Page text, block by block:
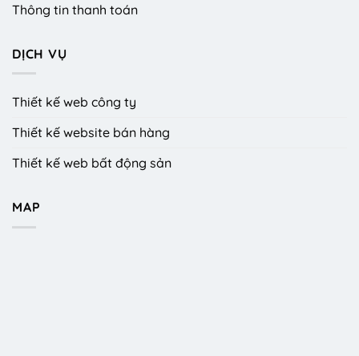
Thông tin thanh toán
DỊCH VỤ
Thiết kế web công ty
Thiết kế website bán hàng
Thiết kế web bất động sản
MAP